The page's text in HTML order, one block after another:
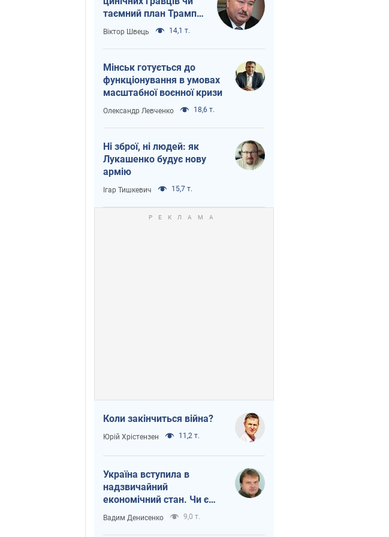
таємний план Трампа
і Путіна?
Віктор Швець 14,1 т.
Мінськ готується до
функціонування в умовах
масштабної воєнної кризи
Олександр Левченко 18,6 т.
Ні зброї, ні людей: як
Лукашенко будує нову
армію
Ігар Тишкевич 15,7 т.
Коли закінчиться війна?
Юрій Хрістензен 11,2 т.
Україна вступила в
надзвичайний
економічний стан. Чи є
світло вкінці тунелю?
Вадим Денисенко 9,0 т.